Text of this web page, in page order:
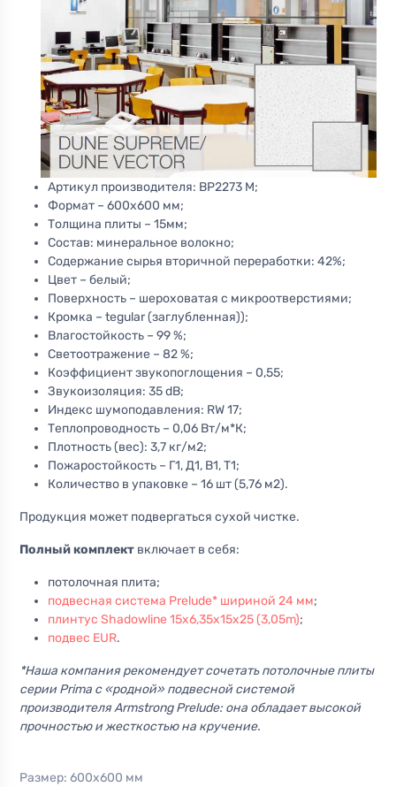
Артикул производителя: BP2273 M;
Формат – 600х600 мм;
Толщина плиты – 15мм;
Состав: минеральное волокно;
Содержание сырья вторичной переработки: 42%;
Цвет – белый;
Поверхность – шероховатая с микроотверстиями;
Кромка – tegular (заглубленная));
Влагостойкость – 99 %;
Светоотражение – 82 %;
Коэффициент звукопоглощения – 0,55;
Звукоизоляция: 35 dB;
Индекс шумоподавления: RW 17;
Теплопроводность – 0,06 Вт/м*К;
Плотность (вес): 3,7 кг/м2;
Пожаростойкость – Г1, Д1, В1, Т1;
Количество в упаковке – 16 шт (5,76 м2).
Продукция может подвергаться сухой чистке.
Полный комплект включает в себя:
потолочная плита;
подвесная система Prelude* шириной 24 мм;
плинтус Shadowline 15x6,35x15x25 (3,05m);
подвес EUR.
*Наша компания рекомендует сочетать потолочные плиты
серии Prima с «родной» подвесной системой
производителя Armstrong Prelude: она обладает высокой
прочностью и жесткостью на кручение.
Размер: 600х600 мм